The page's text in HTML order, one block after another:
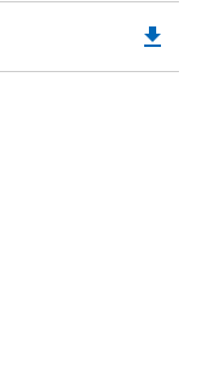
file_download